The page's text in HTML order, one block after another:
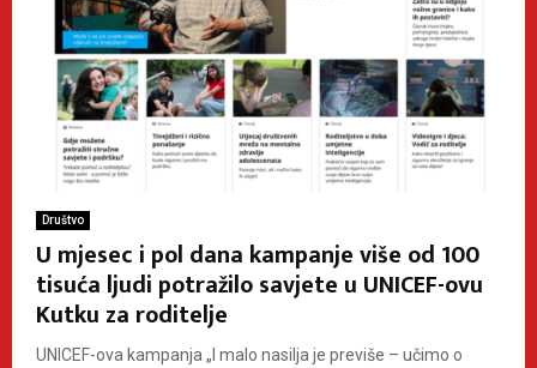
Društvo
U mjesec i pol dana kampanje više od 100
tisuća ljudi potražilo savjete u UNICEF-ovu
Kutku za roditelje
UNICEF-ova kampanja „I malo nasilja je previše – učimo o